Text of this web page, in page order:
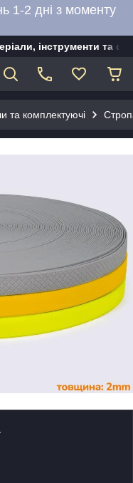
1-2 дні з моменту
інструменти та
та комплектуючі